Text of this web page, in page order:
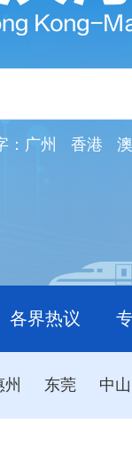
： 广州 香港
各界热议
州 东莞 中山